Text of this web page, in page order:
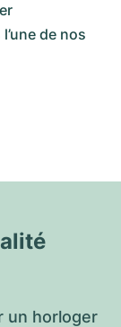
de nos
un horloger